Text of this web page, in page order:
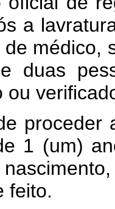
a
médico,
duas
ou
proceder
1 (um)
feito.